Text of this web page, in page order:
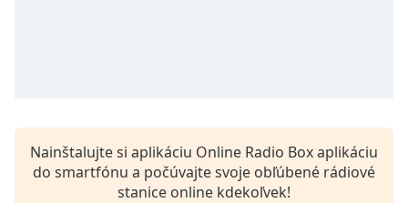
settings
dialog
subtitles
Nainštalujte si aplikáciu Online Radio Box aplikáciu
do smartfónu a počúvajte svoje obľúbené rádiové
stanice online kdekoľvek!